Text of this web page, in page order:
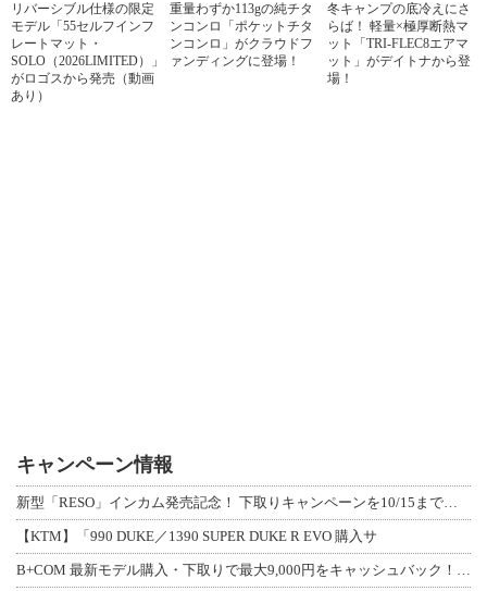
リバーシブル仕様の限定
モデル「55セルフインフ
レートマット・
SOLO（2026LIMITED）」
がロゴスから発売（動画
あり）
重量わずか113gの純チタ
ンコンロ「ポケットチタ
ンコンロ」がクラウドフ
ァンディングに登場！
冬キャンプの底冷えにさ
らば！ 軽量×極厚断熱マ
ット「TRI-FLEC8エアマ
ット」がデイトナから登
場！
キャンペーン情報
新型「RESO」インカム発売記念！ 下取りキャンペーンを10/15まで延長して開
【KTM】「990 DUKE／1390 SUPER DUKE R EVO 購入サ
B+COM 最新モデル購入・下取りで最大9,000円をキャッシュバック！「B+F